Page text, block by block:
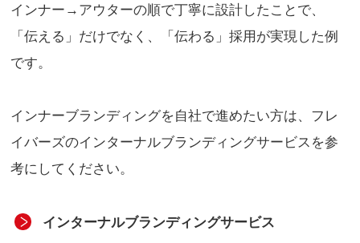
インナー→アウターの順で丁寧に設計したことで、
「伝える」だけでなく、「伝わる」採用が実現した例
です。
インナーブランディングを自社で進めたい方は、フレ
イバーズのインターナルブランディングサービスを参
考にしてください。
インターナルブランディングサービス